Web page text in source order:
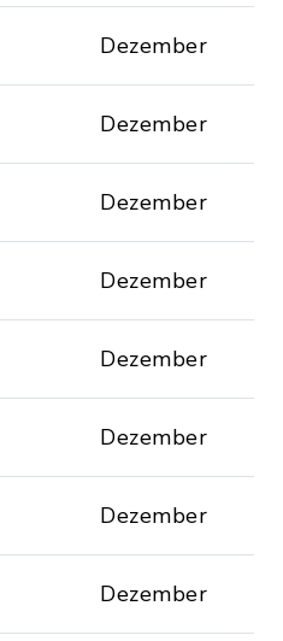
Dezember
Dezember
Dezember
Dezember
Dezember
Dezember
Dezember
Dezember